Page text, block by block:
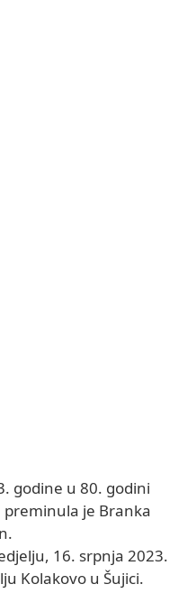
godine u 80. godini
preminula je Branka
16. srpnja 2023.
Kolakovo u Šujici.